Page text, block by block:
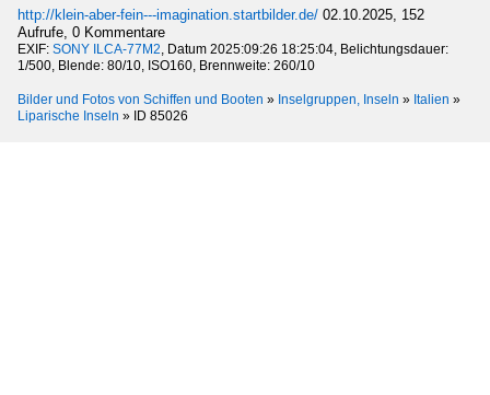
http://klein-aber-fein---imagination.startbilder.de/ 02.10.2025, 152
Aufrufe, 0 Kommentare
EXIF: SONY ILCA-77M2 , Datum 2025:09:26 18:25:04, Belichtungsdauer:
1/500, Blende: 80/10, ISO160, Brennweite: 260/10
Bilder und Fotos von Schiffen und Booten » Inselgruppen, Inseln » Italien »
Liparische Inseln » ID 85026